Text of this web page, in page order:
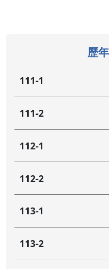
歷
111-1
111-2
112-1
112-2
113-1
113-2